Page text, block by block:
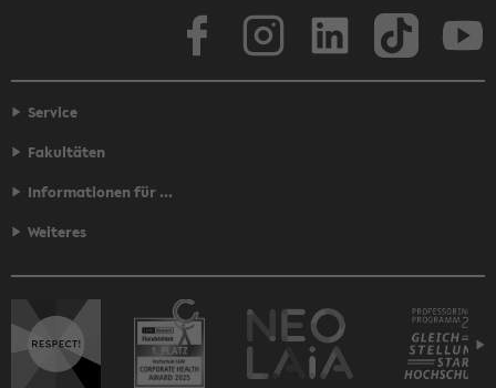
Face­book
Service
Fakultäten
Informationen für ...
Weiteres